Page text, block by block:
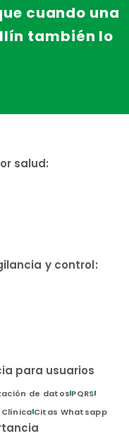
cuando una
también lo
salud:
y control:
para usuarios
de datosPQRS
Citas Whatsapp